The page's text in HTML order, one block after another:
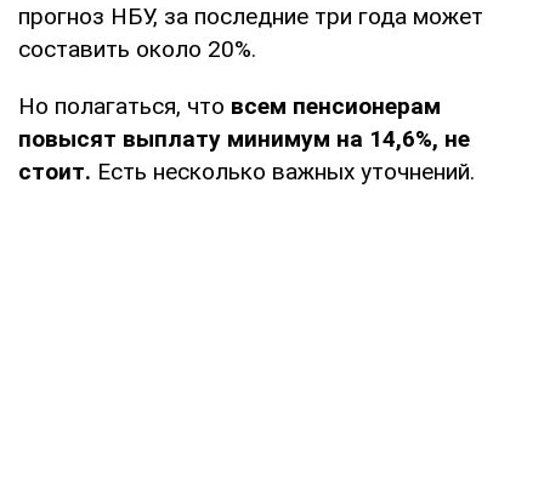
прогноз НБУ, за последние три года может
составить около 20%.
Но полагаться, что всем пенсионерам
повысят выплату минимум на 14,6%, не
стоит. Есть несколько важных уточнений.